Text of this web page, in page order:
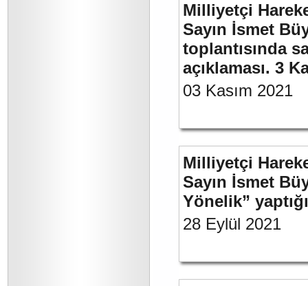
Milliyetçi
Sayın İsmet
toplantısında
açıklaması. 3
03 Kasım 2021
Milliyetçi
Sayın İsmet
Yönelik”
28 Eylül 2021